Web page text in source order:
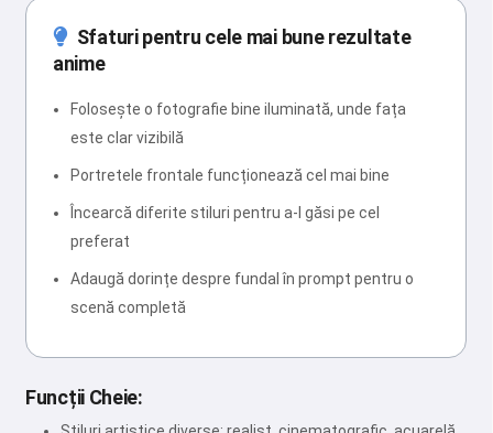
Sfaturi pentru cele mai bune rezultate
anime
Folosește o fotografie bine iluminată, unde fața
este clar vizibilă
Portretele frontale funcționează cel mai bine
Încearcă diferite stiluri pentru a-l găsi pe cel
preferat
Adaugă dorințe despre fundal în prompt pentru o
scenă completă
Funcții Cheie: